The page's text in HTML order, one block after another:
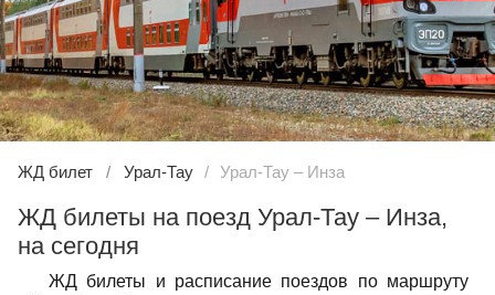
ЖД билет Урал-Тау Урал-Тау – Инза
ЖД билеты на поезд Урал-Тау – Инза,
на сегодня
ЖД билеты и расписание поездов по маршруту